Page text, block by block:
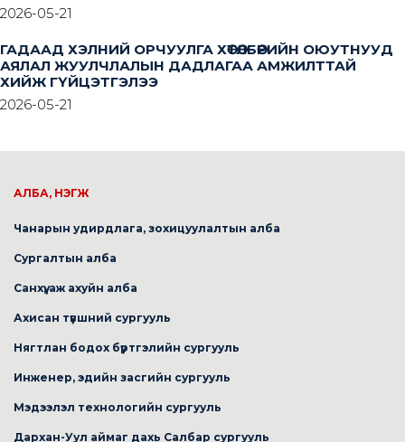
2026-05-21
ГАДААД ХЭЛНИЙ ОРЧУУЛГА ХӨТӨЛБӨРИЙН ОЮУТНУУД
АЯЛАЛ ЖУУЛЧЛАЛЫН ДАДЛАГАА АМЖИЛТТАЙ
ХИЙЖ ГҮЙЦЭТГЭЛЭЭ
2026-05-21
АЛБА, НЭГЖ
Чанарын удирдлага, зохицуулалтын алба
Сургалтын алба
Санхүү, аж ахуйн алба
Ахисан түвшний сургууль
Нягтлан бодох бүртгэлийн сургууль
Инженер, эдийн засгийн сургууль
Мэдээлэл технологийн сургууль
Дархан-Уул аймаг дахь Салбар сургууль